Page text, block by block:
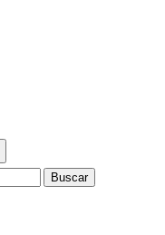
Buscar